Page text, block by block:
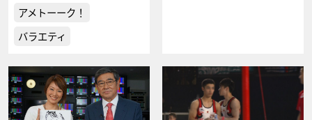
アメトーーク！
バラエティ